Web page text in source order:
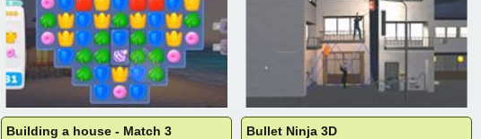
Building a house - Match 3 Bullet Ninja 3D